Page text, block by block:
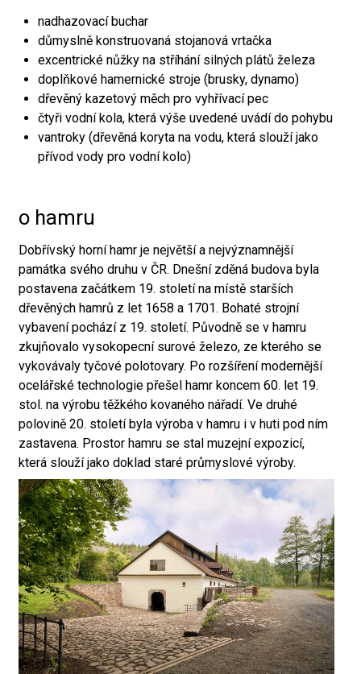
nadhazovací buchar
důmyslně konstruovaná stojanová vrtačka
excentrické nůžky na stříhání silných plátů železa
doplňkové hamernické stroje (brusky, dynamo)
dřevěný kazetový měch pro vyhřívací pec
čtyři vodní kola, která výše uvedené uvádí do pohybu
vantroky (dřevěná koryta na vodu, která slouží jako
přívod vody pro vodní kolo)
o hamru
Dobřívský horní hamr je největší a nejvýznamnější
památka svého druhu v ČR. Dnešní zděná budova byla
postavena začátkem 19. století na místě starších
dřevěných hamrů z let 1658 a 1701. Bohaté strojní
vybavení pochází z 19. století. Původně se v hamru
zkujňovalo vysokopecní surové železo, ze kterého se
vykovávaly tyčové polotovary. Po rozšíření modernější
ocelářské technologie přešel hamr koncem 60. let 19.
stol. na výrobu těžkého kovaného nářadí. Ve druhé
polovině 20. století byla výroba v hamru i v huti pod ním
zastavena. Prostor hamru se stal muzejní expozicí,
která slouží jako doklad staré průmyslové výroby.